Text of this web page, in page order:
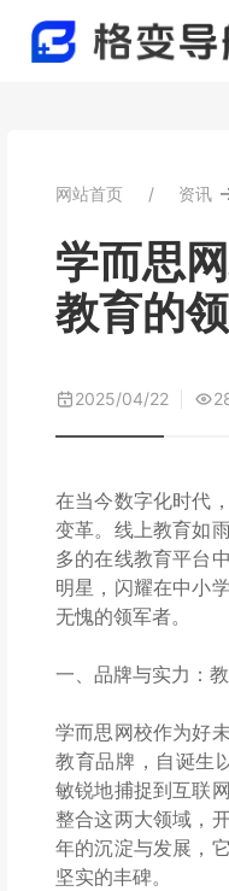
网站首页 资讯
学而思
教育的
2025/04/22
在当今数字化时代
变革。线上教育如
多的在线教育平台
明星，闪耀在中小
无愧的领军者。
一、品牌与实力：
学而思网校作为好
教育品牌，自诞生
敏锐地捕捉到互联
整合这两大领域，
年的沉淀与发展，
坚实的丰碑。